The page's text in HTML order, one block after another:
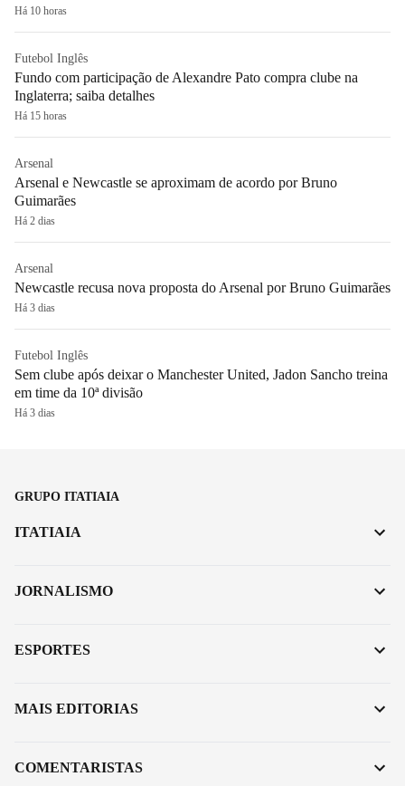
Há 10 horas
Futebol Inglês
Fundo com participação de Alexandre Pato compra clube na
Inglaterra; saiba detalhes
Há 15 horas
Arsenal
Arsenal e Newcastle se aproximam de acordo por Bruno
Guimarães
Há 2 dias
Arsenal
Newcastle recusa nova proposta do Arsenal por Bruno Guimarães
Há 3 dias
Futebol Inglês
Sem clube após deixar o Manchester United, Jadon Sancho treina
em time da 10ª divisão
Há 3 dias
GRUPO ITATIAIA
ITATIAIA
JORNALISMO
ESPORTES
MAIS EDITORIAS
COMENTARISTAS